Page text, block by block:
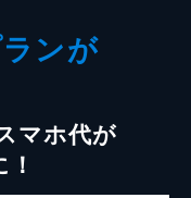
ンが
マホ代が